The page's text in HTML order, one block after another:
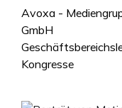
Avoxa -
GmbH
Kongresse